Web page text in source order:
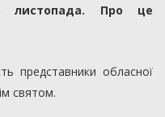
листопада. Про це
представники обласної
святом.